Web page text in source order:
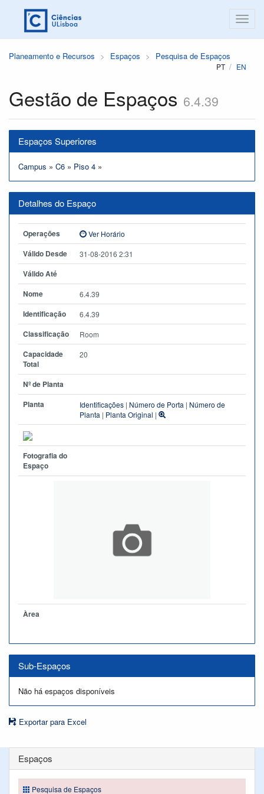
Planeamento e Recursos Espaços Pesquisa de Espaços
PT EN
Gestão de Espaços 6.4.39
Espaços Superiores
Campus » C6 » Piso 4 »
Detalhes do Espaço
Operações Ver Horário
Válido Desde 31-08-2016 2:31
Válido Até
Nome
6.4.39
Identificação 6.4.39
Classificação Room
Capacidade
Total
20
Nº de Planta
Planta
Identificações | Número de Porta | Número de
Planta | Planta Original |
Fotografia do
Espaço
Àrea
Sub-Espaços
Não há espaços disponíveis
Exportar para Excel
Espaços
Pesquisa de Espaços